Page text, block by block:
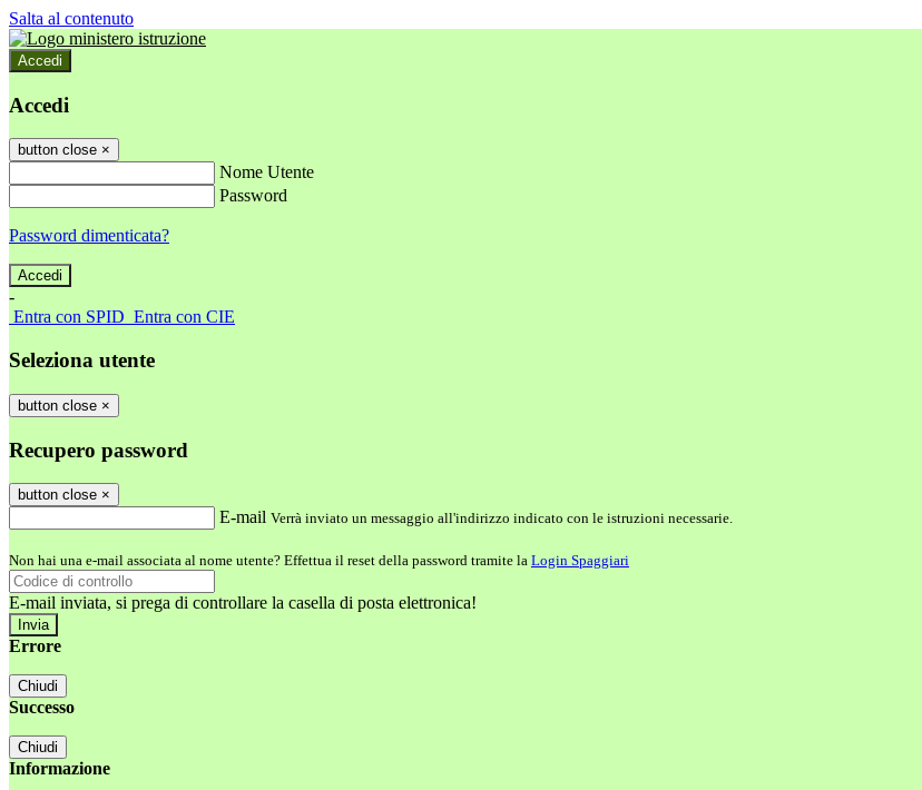
Salta al contenuto
Accedi
Accedi
button close ×
Nome Utente
Password
Password dimenticata?
-
Entra con SPID Entra con CIE
Seleziona utente
button close ×
Recupero password
button close ×
E-mail Verrà inviato un messaggio all'indirizzo indicato con le istruzioni necessarie.
Non hai una e-mail associata al nome utente? Effettua il reset della password tramite la Login Spaggiari
E-mail inviata, si prega di controllare la casella di posta elettronica!
Errore
Chiudi
Successo
Chiudi
Informazione